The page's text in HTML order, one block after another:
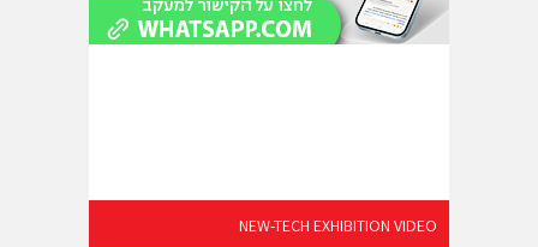
NEW-TECH EXHIBITION VIDEO